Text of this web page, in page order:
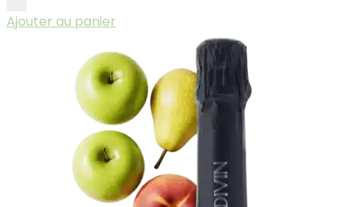
Ajouter au panier